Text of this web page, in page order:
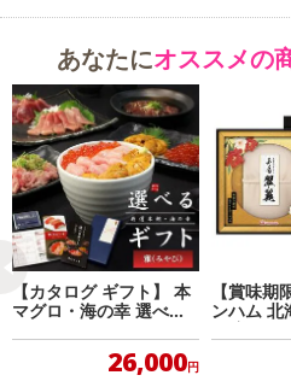
あなたにオススメの
【カタログ ギフト】 本
マグロ・海の幸 選べる
タログギフト-雅]26,000円
【賞味期
ンハム 北
ム 美ノ国